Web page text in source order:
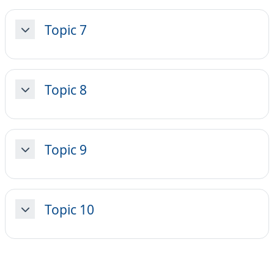
MinimizzaTopic 7
MinimizzaTopic 8
MinimizzaTopic 9
MinimizzaTopic 10